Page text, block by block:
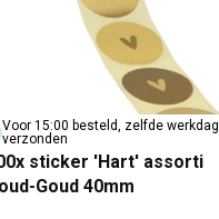
Voor 15:00 besteld, zelfde werkdag
verzonden
sticker 'Hart' assorti
Goud 40mm